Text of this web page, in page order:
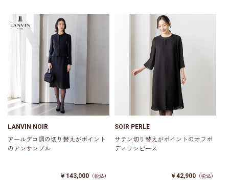
LANVIN NOIR
アールデコ調の切り替えがポイント
のアンサンブル
￥143,000 （税込）
SOIR PERLE
サテン切り替えがポイントのオフボ
ディワンピース
￥42,900 （税込）